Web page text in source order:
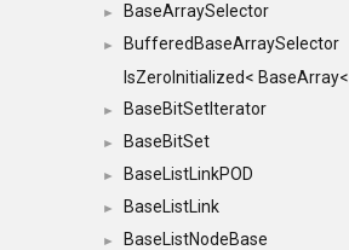
► BaseArraySelector
►
BufferedBaseArraySelector
IsZeroInitialized< BaseArray<
► BaseBitSetIterator
► BaseBitSet
► BaseListLinkPOD
► BaseListLink
►
BaseListNodeBase